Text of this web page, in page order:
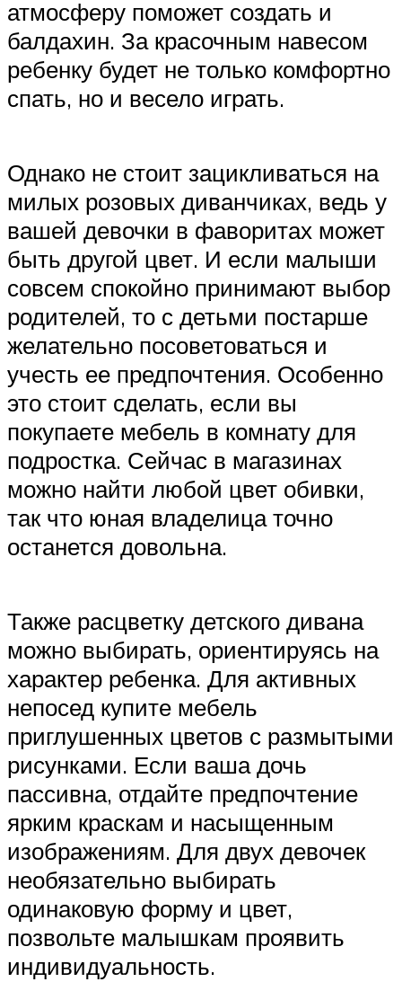
атмосферу поможет создать и
балдахин. За красочным навесом
ребенку будет не только комфортно
спать, но и весело играть.
Однако не стоит зацикливаться на
милых розовых диванчиках, ведь у
вашей девочки в фаворитах может
быть другой цвет. И если малыши
совсем спокойно принимают выбор
родителей, то с детьми постарше
желательно посоветоваться и
учесть ее предпочтения. Особенно
это стоит сделать, если вы
покупаете мебель в комнату для
подростка. Сейчас в магазинах
можно найти любой цвет обивки,
так что юная владелица точно
останется довольна.
Также расцветку детского дивана
можно выбирать, ориентируясь на
характер ребенка. Для активных
непосед купите мебель
приглушенных цветов с размытыми
рисунками. Если ваша дочь
пассивна, отдайте предпочтение
ярким краскам и насыщенным
изображениям. Для двух девочек
необязательно выбирать
одинаковую форму и цвет,
позвольте малышкам проявить
индивидуальность.